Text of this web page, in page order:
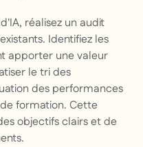
réalisez un audit
Identifiez les
apporter une valeur
le tri des
des performances
formation. Cette
objectifs clairs et de